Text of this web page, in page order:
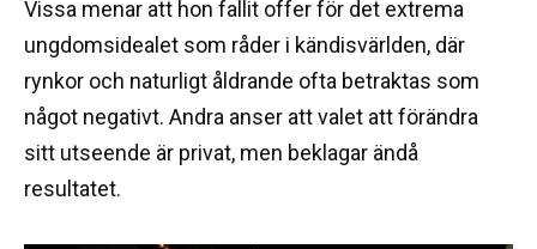
Vissa menar att hon fallit offer för det extrema
ungdomsidealet som råder i kändisvärlden, där
rynkor och naturligt åldrande ofta betraktas som
något negativt. Andra anser att valet att förändra
sitt utseende är privat, men beklagar ändå
resultatet.